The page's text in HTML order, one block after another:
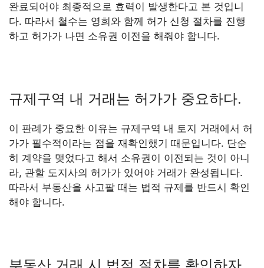
완료되어야 최종적으로 효력이 발생한다고 본 것입니
다. 따라서 철수는 영희와 함께 허가 신청 절차를 진행
하고 허가가 나면 소유권 이전을 해줘야 합니다.
규제구역 내 거래는 허가가 중요하다.
이 판례가 중요한 이유는 규제구역 내 토지 거래에서 허
가가 필수적이라는 점을 재확인했기 때문입니다. 단순
히 계약을 맺었다고 해서 소유권이 이전되는 것이 아니
라, 관할 도지사의 허가가 있어야 거래가 완성됩니다.
따라서 부동산을 사고팔 때는 법적 규제를 반드시 확인
해야 합니다.